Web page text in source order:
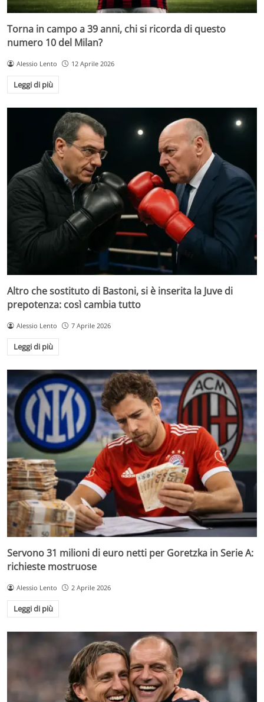
Torna in campo a 39 anni, chi si ricorda di questo
numero 10 del Milan?
Alessio Lento 12 Aprile 2026
Leggi di più
Altro che sostituto di Bastoni, si è inserita la Juve di
prepotenza: così cambia tutto
Alessio Lento 7 Aprile 2026
Leggi di più
Servono 31 milioni di euro netti per Goretzka in Serie A:
richieste mostruose
Alessio Lento 2 Aprile 2026
Leggi di più